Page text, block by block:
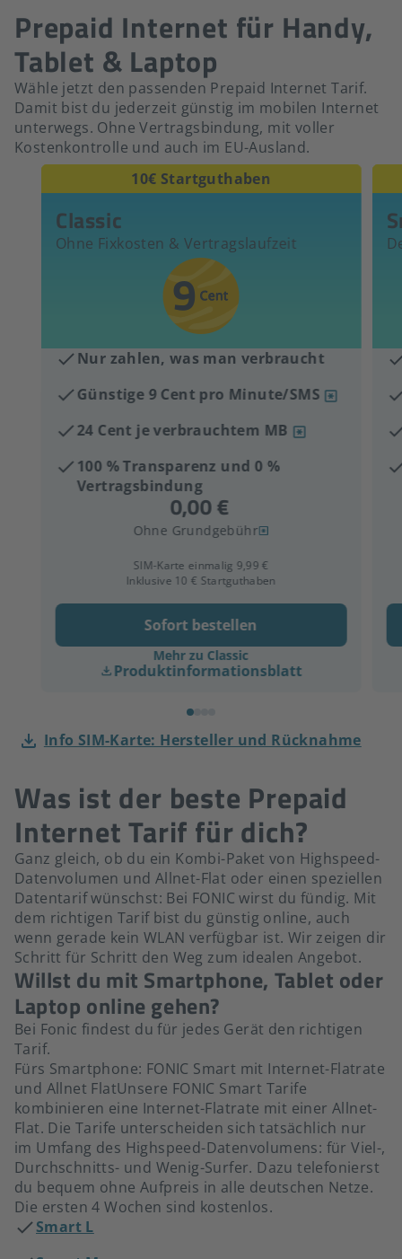
Prepaid Internet für Handy,
Tablet & Laptop
Wähle jetzt den passenden Prepaid Internet Tarif.
Damit bist du jederzeit günstig im mobilen Internet
unterwegs. Ohne Vertragsbindung, mit voller
Kostenkontrolle und auch im EU-Ausland.
10€ Startguthaben
Classic
Ohne Fixkosten & Vertragslaufzeit
Nur zahlen, was man verbraucht
Günstige 9 Cent pro Minute/SMS
24 Cent je verbrauchtem MB
100 % Transparenz und 0 %
Vertragsbindung
Ohne Grundgebühr
SIM-Karte einmalig 9,99 €
Inklusive 10 € Startguthaben
Sofort bestellen
Mehr zu Classic
Produktinformationsblatt
Info SIM-Karte: Hersteller und Rücknahme
Was ist der beste Prepaid
Internet Tarif für dich?
Ganz gleich, ob du ein Kombi-Paket von Highspeed-
Datenvolumen und Allnet-Flat oder einen speziellen
Datentarif wünschst: Bei FONIC wirst du fündig. Mit
dem richtigen Tarif bist du günstig online, auch
wenn gerade kein WLAN verfügbar ist. Wir zeigen dir
Schritt für Schritt den Weg zum idealen Angebot.
Willst du mit Smartphone, Tablet oder
Laptop online gehen?
Bei Fonic findest du für jedes Gerät den richtigen
Tarif.
Fürs Smartphone: FONIC Smart mit Internet-Flatrate
und Allnet FlatUnsere FONIC Smart Tarife
kombinieren eine Internet-Flatrate mit einer Allnet-
Flat. Die Tarife unterscheiden sich tatsächlich nur
im Umfang des Highspeed-Datenvolumens: für Viel-,
Durchschnitts- und Wenig-Surfer. Dazu telefonierst
du bequem ohne Aufpreis in alle deutschen Netze.
Die ersten 4 Wochen sind kostenlos.
Smart L